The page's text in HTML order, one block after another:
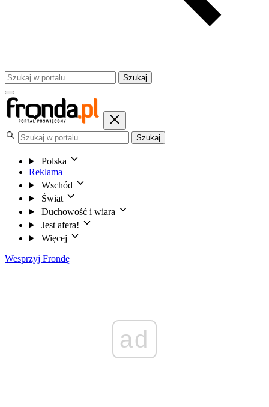
Szukaj
Szukaj
Polska
Reklama
Wschód
Świat
Duchowość i wiara
Jest afera!
Więcej
Wesprzyj Frondę
ad